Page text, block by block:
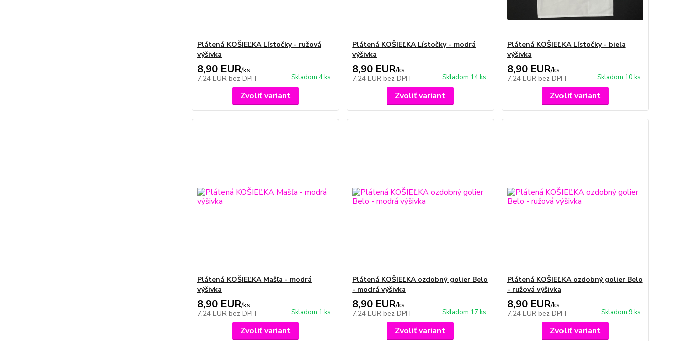
Plátená KOŠIEĽKA Lístočky - ružová
výšivka
8,90 EUR/ks
7,24 EUR bez DPH Skladom 4 ks
Zvoliť variant
Plátená KOŠIEĽKA Lístočky - modrá
výšivka
8,90 EUR/ks
7,24 EUR bez DPH Skladom 14 ks
Zvoliť variant
Plátená KOŠIEĽKA Lístočky - biela
výšivka
8,90 EUR/ks
7,24 EUR bez DPH Skladom 10 ks
Zvoliť variant
Plátená KOŠIEĽKA Mašľa - modrá
výšivka
8,90 EUR/ks
7,24 EUR bez DPH Skladom 1 ks
Zvoliť variant
Plátená KOŠIEĽKA ozdobný golier Belo
- modrá výšivka
8,90 EUR/ks
7,24 EUR bez DPH Skladom 17 ks
Zvoliť variant
Plátená KOŠIEĽKA ozdobný golier Belo
- ružová výšivka
8,90 EUR/ks
7,24 EUR bez DPH Skladom 9 ks
Zvoliť variant